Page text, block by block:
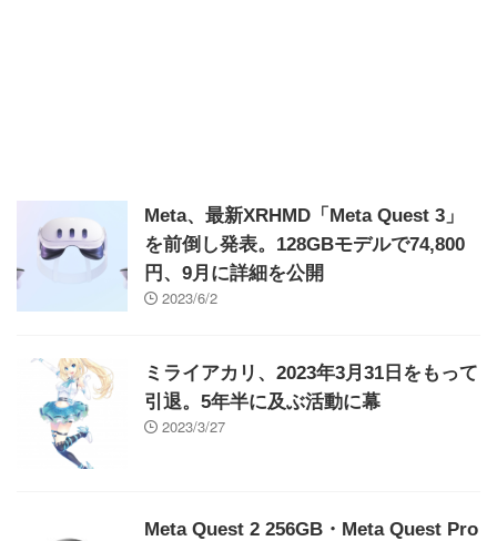
Meta、最新XRHMD「Meta Quest 3」
を前倒し発表。128GBモデルで74,800
円、9月に詳細を公開
2023/6/2
ミライアカリ、2023年3月31日をもって
引退。5年半に及ぶ活動に幕
2023/3/27
Meta Quest 2 256GB・Meta Quest Pro